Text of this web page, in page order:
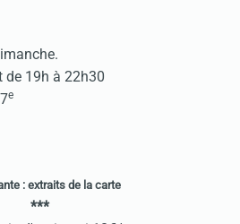
19h à 22h30
e
: extraits de la carte
***